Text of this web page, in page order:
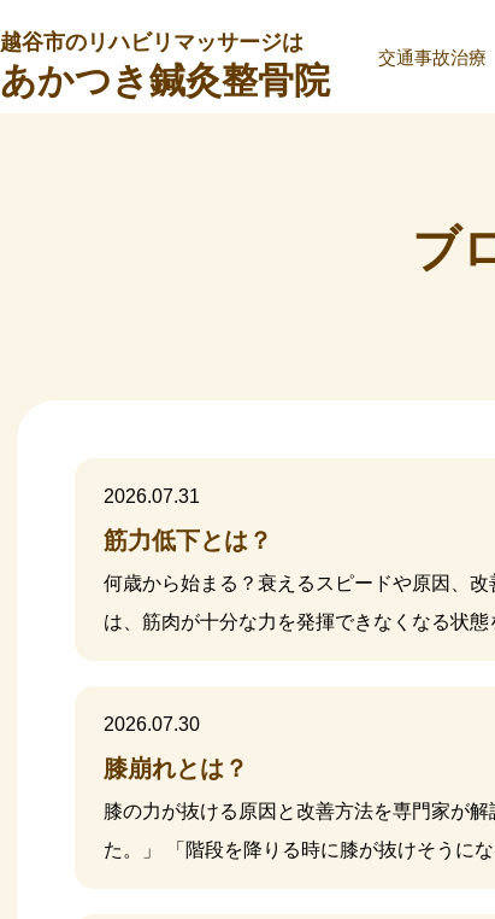
越谷市のリハビリマッサージは
あかつき鍼灸整骨院
交通事故治療
ブ
2026.07.31
筋力低下とは？
何歳から始まる？衰えるスピードや原因、
は、筋肉が十分な力を発揮できなくなる状
2026.07.30
膝崩れとは？
膝の力が抜ける原因と改善方法を専門家が
た。」 「階段を降りる時に膝が抜けそうに